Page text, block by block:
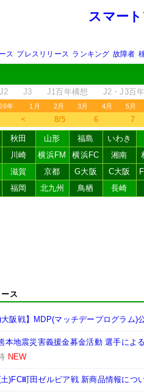
スマー
ス プレスリリース ランキング 故障者
J2 J3 J1百年構想 J2・J3百
年 1月 2月 3月 4月 5月
＜ 8/5 6 7
秋田 山形 福島
いわき
川崎 横浜FM 横浜FC 湘南
滋賀 京都 G大阪 C大阪
福岡 北九州 鳥栖 長崎
ス
)大阪戦】MDP(マッチデープログラム)
本地震災害義援金募金活動 選手によ
NEW
)FC町田ゼルビア戦 新商品情報につ